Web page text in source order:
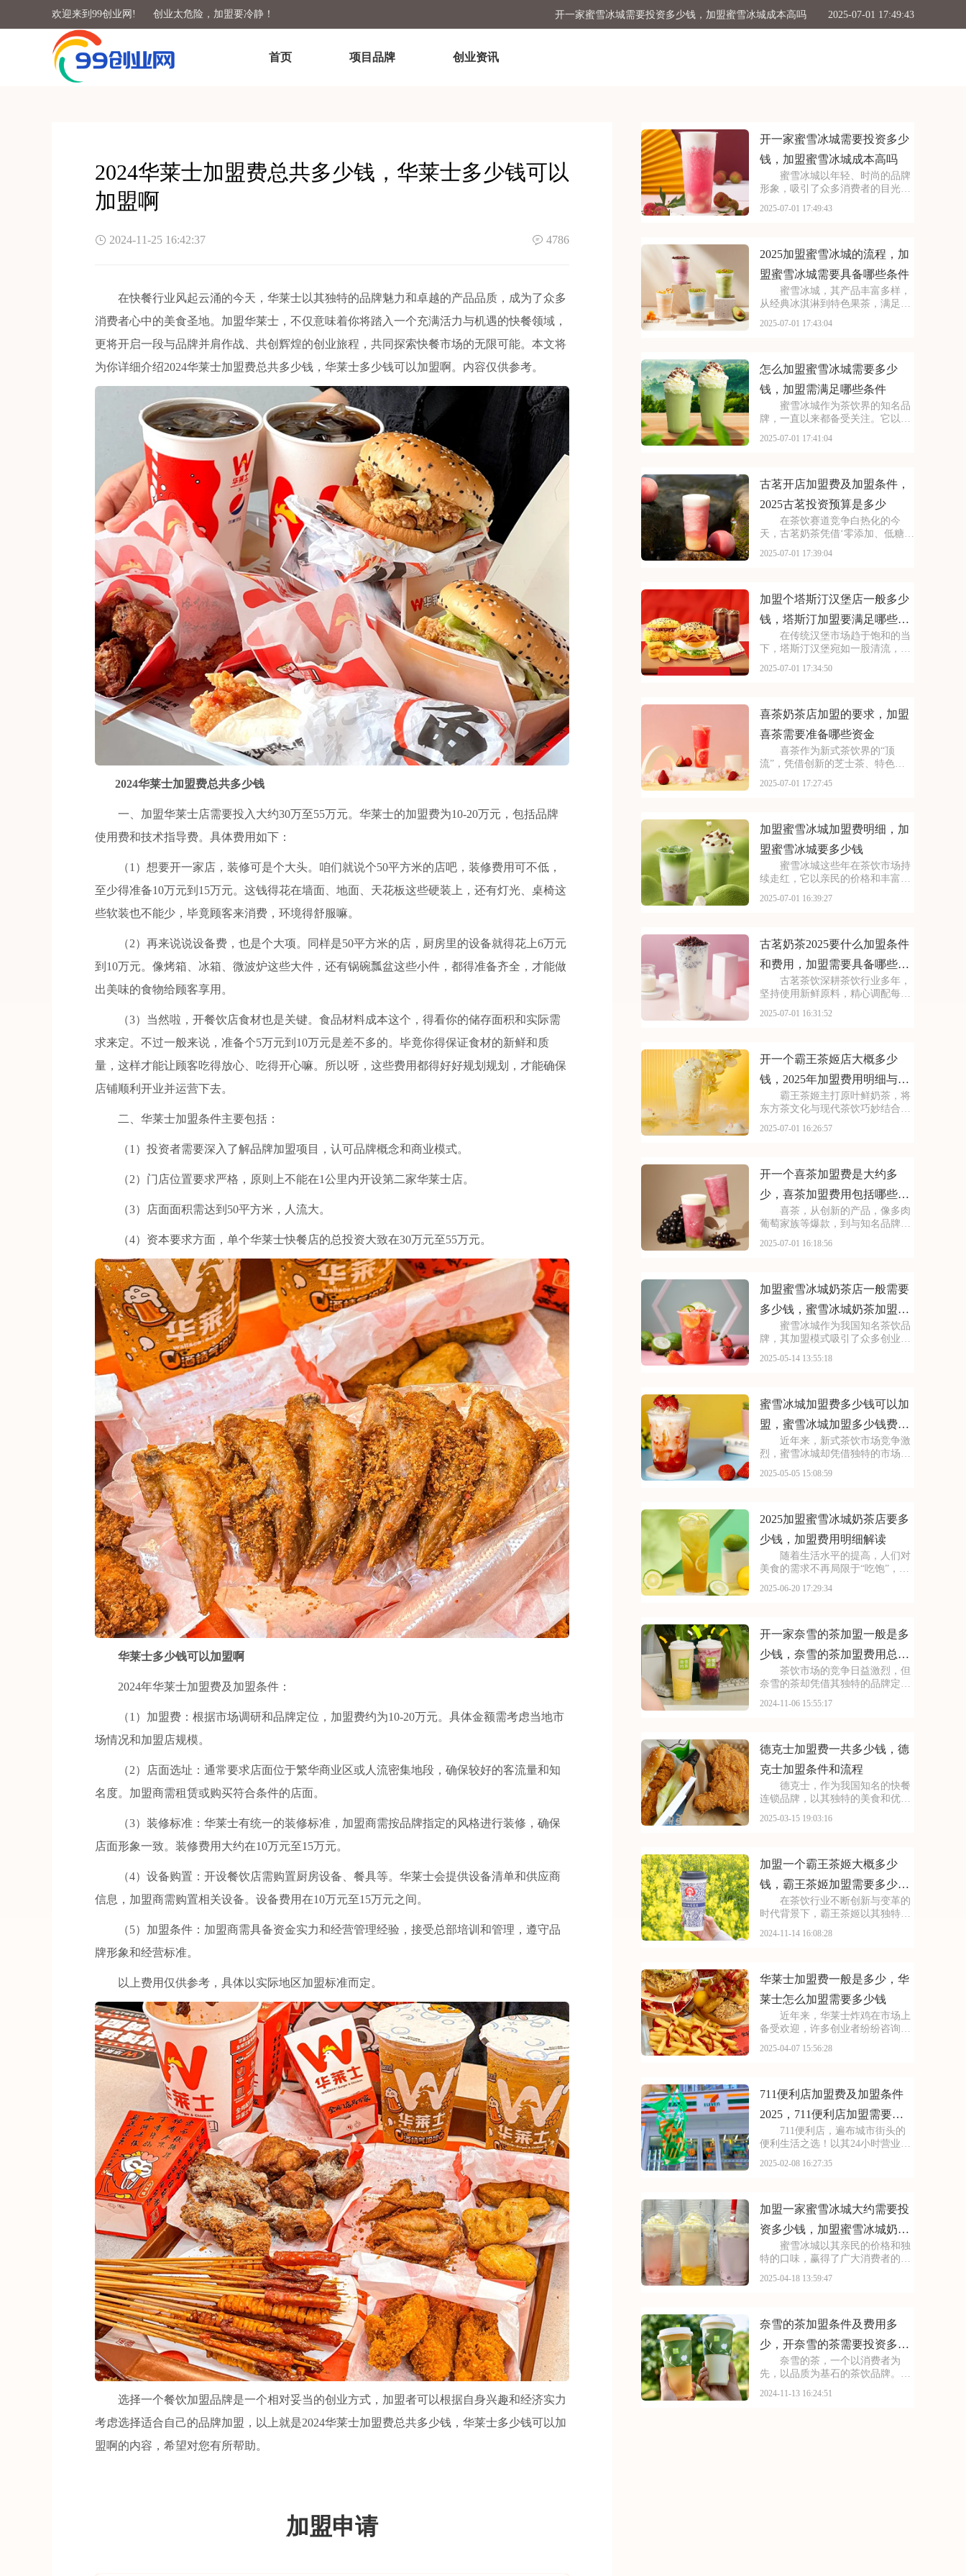
欢迎来到99创业网! 创业太危险，加盟要冷静！ 开一家蜜雪冰城需要投资多少钱，加盟蜜雪冰城成本高吗 2025-07-01 17:49:43
加盟个塔斯汀汉堡店一般多少钱，塔斯汀加盟要满足哪些条件
开一家蜜雪冰城需要投资多少钱，加盟蜜雪冰城成本高吗 2025-07-01 17:49:43
首页 项目品牌 创业资讯
2024华莱士加盟费总共多少钱，华莱士多少钱可以
加盟啊
2024-11-25 16:42:37 4786
在快餐行业风起云涌的今天，华莱士以其独特的品牌魅力和卓越的产品品质，成为了众多
消费者心中的美食圣地。加盟华莱士，不仅意味着你将踏入一个充满活力与机遇的快餐领域，
更将开启一段与品牌并肩作战、共创辉煌的创业旅程，共同探索快餐市场的无限可能。本文将
为你详细介绍2024华莱士加盟费总共多少钱，华莱士多少钱可以加盟啊。内容仅供参考。
2024华莱士加盟费总共多少钱
一、加盟华莱士店需要投入大约30万至55万元。华莱士的加盟费为10-20万元，包括品牌
使用费和技术指导费。具体费用如下：
（1）想要开一家店，装修可是个大头。咱们就说个50平方米的店吧，装修费用可不低，
至少得准备10万元到15万元。这钱得花在墙面、地面、天花板这些硬装上，还有灯光、桌椅这
些软装也不能少，毕竟顾客来消费，环境得舒服嘛。
（2）再来说说设备费，也是个大项。同样是50平方米的店，厨房里的设备就得花上6万元
到10万元。像烤箱、冰箱、微波炉这些大件，还有锅碗瓢盆这些小件，都得准备齐全，才能做
出美味的食物给顾客享用。
（3）当然啦，开餐饮店食材也是关键。食品材料成本这个，得看你的储存面积和实际需
求来定。不过一般来说，准备个5万元到10万元是差不多的。毕竟你得保证食材的新鲜和质
量，这样才能让顾客吃得放心、吃得开心嘛。所以呀，这些费用都得好好规划规划，才能确保
店铺顺利开业并运营下去。
二、华莱士加盟条件主要包括：
（1）投资者需要深入了解品牌加盟项目，认可品牌概念和商业模式。
（2）门店位置要求严格，原则上不能在1公里内开设第二家华莱士店。
（3）店面面积需达到50平方米，人流大。
（4）资本要求方面，单个华莱士快餐店的总投资大致在30万元至55万元。
华莱士多少钱可以加盟啊
2024年华莱士加盟费及加盟条件：
（1）加盟费：根据市场调研和品牌定位，加盟费约为10-20万元。具体金额需考虑当地市
场情况和加盟店规模。
（2）店面选址：通常要求店面位于繁华商业区或人流密集地段，确保较好的客流量和知
名度。加盟商需租赁或购买符合条件的店面。
（3）装修标准：华莱士有统一的装修标准，加盟商需按品牌指定的风格进行装修，确保
店面形象一致。装修费用大约在10万元至15万元。
（4）设备购置：开设餐饮店需购置厨房设备、餐具等。华莱士会提供设备清单和供应商
信息，加盟商需购置相关设备。设备费用在10万元至15万元之间。
（5）加盟条件：加盟商需具备资金实力和经营管理经验，接受总部培训和管理，遵守品
牌形象和经营标准。
以上费用仅供参考，具体以实际地区加盟标准而定。
选择一个餐饮加盟品牌是一个相对妥当的创业方式，加盟者可以根据自身兴趣和经济实力
考虑选择适合自己的品牌加盟，以上就是2024华莱士加盟费总共多少钱，华莱士多少钱可以加
盟啊的内容，希望对您有所帮助。
加盟申请
开一家蜜雪冰城需要投资多少
钱，加盟蜜雪冰城成本高吗
蜜雪冰城以年轻、时尚的品牌
形象，吸引了众多消费者的目光。
景，让不少投资者跃跃欲试。那
投资多少钱，加盟蜜雪冰
2025-07-01 17:49:43
2025加盟蜜雪冰城的流程，加
盟蜜雪冰城需要具备哪些条件
蜜雪冰城，其产品丰富多样，
从经典冰淇淋到特色果茶，满足不
小巷，生意火爆异常。如此强大的
需要多少费用呢？以下
2025-07-01 17:43:04
怎么加盟蜜雪冰城需要多少
钱，加盟需满足哪些条件
蜜雪冰城作为茶饮界的知名品
牌，一直以来都备受关注。它以丰
费者的口碑和忠诚度。无论是学生
用究竟是多少呢？下面
2025-07-01 17:41:04
古茗开店加盟费及加盟条件，
2025古茗投资预算是多少
在茶饮赛道竞争白热化的今
天，古茗奶茶凭借‘零添加、低糖健
爱，吸引了不少投资者的关注，加
2025古茗投资预
2025-07-01 17:39:04
加盟个塔斯汀汉堡店一般多少
钱，塔斯汀加盟要满足哪些条
在传统汉堡市场趋于饱和的当
下，塔斯汀汉堡宛如一股清流，以
牌知名度的不断提升，越来越多的
启自己的创业之路。那么
2025-07-01 17:34:50
喜茶奶茶店加盟的要求，加盟
喜茶需要准备哪些资金
喜茶作为新式茶饮界的“顶
流”，凭借创新的芝士茶、特色果
数。不少投资者都在关注这个品
加盟的要求，加盟喜茶需要
2025-07-01 17:27:45
加盟蜜雪冰城加盟费明细，加
盟蜜雪冰城要多少钱
蜜雪冰城这些年在茶饮市场持
续走红，它以亲民的价格和丰富的
如此火爆的生意和强大的品牌扩张
呢？下面就来看看加盟蜜雪
2025-07-01 16:39:27
古茗奶茶2025要什么加盟条件
和费用，加盟需要具备哪些条
古茗茶饮深耕茶饮行业多年，
坚持使用新鲜原料，精心调配每一
碑赢得了消费者的信赖。其看到古
何呢？下面就来看看古茗
2025-07-01 16:31:52
开一个霸王茶姬店大概多少
钱，2025年加盟费用明细与成
本预算
霸王茶姬主打原叶鲜奶茶，将
东方茶文化与现代茶饮巧妙结合。
充满国风韵味。凭借独特产品与风
茶姬店大概多少钱，
2025-07-01 16:26:57
开一个喜茶加盟费是大约多
少，喜茶加盟费用包括哪些方
喜茶，从创新的产品，像多肉
葡萄家族等爆款，到与知名品牌跨
不断扩大影响力。以下是开一个喜
能为您提供参考~
2025-07-01 16:18:56
加盟蜜雪冰城奶茶店一般需要
多少钱，蜜雪冰城奶茶加盟开
店大约是多少
蜜雪冰城作为我国知名茶饮品
牌，其加盟模式吸引了众多创业者
用费、保证金等多项支出，具体金
理能力，并接受总部的
2025-05-14 13:55:18
蜜雪冰城加盟费多少钱可以加
盟，蜜雪冰城加盟多少钱费用
表2025
近年来，新式茶饮市场竞争激
烈，蜜雪冰城却凭借独特的市场定
业的创业者来说，蜜雪冰城无疑是
要求呢？本文将为你一
2025-05-05 15:08:59
2025加盟蜜雪冰城奶茶店要多
少钱，加盟费用明细解读
随着生活水平的提高，人们对
美食的需求不再局限于“吃饱”，而
餐饮行业也因此迎来了新的发展机
价比和丰富的产
2025-06-20 17:29:34
开一家奈雪的茶加盟一般是多
少钱，奈雪的茶加盟费用总共
需要多少钱
茶饮市场的竞争日益激烈，但
奈雪的茶却凭借其独特的品牌定位
盟奈雪的茶，您将拥有一个成熟、
你详细介绍开一家奈雪
2024-11-06 15:55:17
德克士加盟费一共多少钱，德
克士加盟条件和流程
德克士，作为我国知名的快餐
连锁品牌，以其独特的美食和优质
不少投资者都对加盟德克士充满兴
士的加盟详情，助您更好
2025-03-15 19:03:16
加盟一个霸王茶姬大概多少
钱，霸王茶姬加盟需要多少万
在茶饮行业不断创新与变革的
时代背景下，霸王茶姬以其独特的
得了市场的广泛认可。加盟我们，
方位服务，助你轻松创
2024-11-14 16:08:28
华莱士加盟费一般是多少，华
莱士怎么加盟需要多少钱
近年来，华莱士炸鸡在市场上
备受欢迎，许多创业者纷纷咨询加
士加盟费用，帮助有意向的投资者
么加盟需要多少钱的详
2025-04-07 15:56:28
711便利店加盟费及加盟条件
2025，711便利店加盟需要多
少费用
711便利店，遍布城市街头的
便利生活之选！以其24小时营业、
果你渴望创业，想要拥有一家属于
711便利店加
2025-02-08 16:27:35
加盟一家蜜雪冰城大约需要投
资多少钱，加盟蜜雪冰城奶茶
加盟流程及费用分析
蜜雪冰城以其亲民的价格和独
特的口味，赢得了广大消费者的喜
成功的基因，无需担心市场接受度
为你揭秘加盟一家蜜雪
2025-04-18 13:59:47
奈雪的茶加盟条件及费用多
少，开奈雪的茶需要投资多少
奈雪的茶，一个以消费者为
先，以品质为基石的茶饮品牌。我
求，才能赢得市场的青睐。因此，
2024-11-13 16:24:51